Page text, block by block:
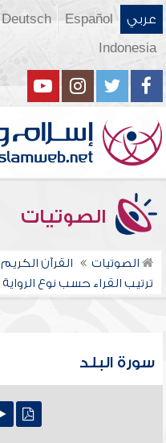
عربي Español
Deutsch
Indonesia
الصوتيات
الصوتيات
القرآن الكريم
ترتيب القراء حسب نوع الرواية
سورة البلد